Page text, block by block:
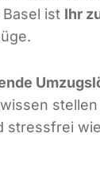
ist Ihr
stressfrei